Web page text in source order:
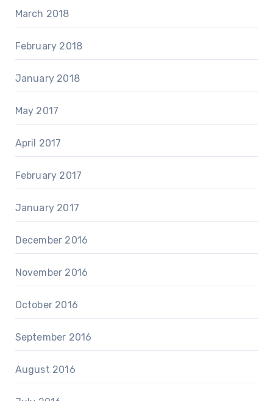
March 2018
February 2018
January 2018
May 2017
April 2017
February 2017
January 2017
December 2016
November 2016
October 2016
September 2016
August 2016